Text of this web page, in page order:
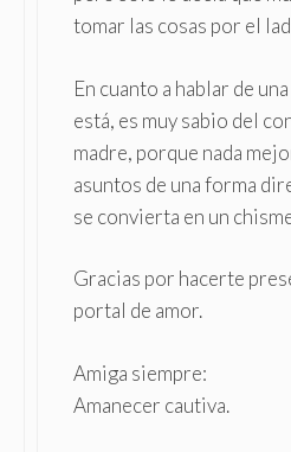
tomar las cosas por el
En cuanto a hablar de
está, es muy sabio del
madre, porque nada
asuntos de una forma
se convierta en un
Gracias por hacerte
portal de amor.
Amiga siempre:
Amanecer cautiva.